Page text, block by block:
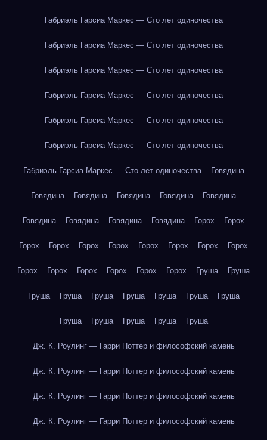
Габриэль Гарсиа Маркес — Сто лет одиночества
Габриэль Гарсиа Маркес — Сто лет одиночества
Габриэль Гарсиа Маркес — Сто лет одиночества
Габриэль Гарсиа Маркес — Сто лет одиночества
Габриэль Гарсиа Маркес — Сто лет одиночества
Габриэль Гарсиа Маркес — Сто лет одиночества
Габриэль Гарсиа Маркес — Сто лет одиночества Говядина
Говядина Говядина Говядина Говядина Говядина
Говядина Говядина Говядина Говядина Горох Горох
Горох Горох Горох Горох Горох Горох Горох Горох
Горох Горох Горох Горох Горох Горох Груша Груша
Груша Груша Груша Груша Груша Груша Груша
Груша Груша Груша Груша Груша
Дж. К. Роулинг — Гарри Поттер и философский камень
Дж. К. Роулинг — Гарри Поттер и философский камень
Дж. К. Роулинг — Гарри Поттер и философский камень
Дж. К. Роулинг — Гарри Поттер и философский камень